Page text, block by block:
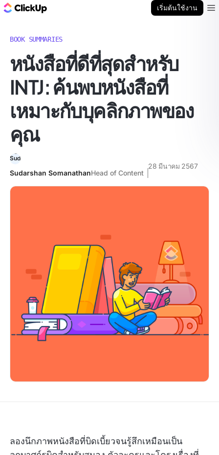
เริ่มต้นใช้งาน
BOOK SUMMARIES
หนังสือที่ดีที่สุดสำหรับ
INTJ: ค้นพบหนังสือที่
เหมาะกับบุคลิกภาพของ
คุณ
Sudarshan SomanathanHead of Content
28 มีนาคม 2567
ลองนึกภาพหนังสือที่บิดเบี้ยวจนรู้สึกเหมือนเป็น